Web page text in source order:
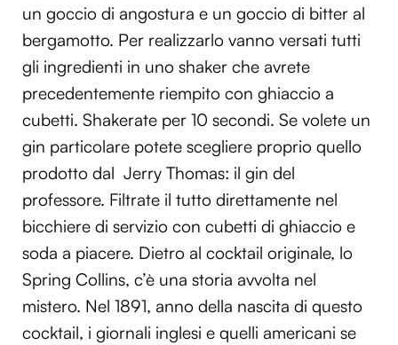
un goccio di angostura e un goccio di bitter al
bergamotto. Per realizzarlo vanno versati tutti
gli ingredienti in uno shaker che avrete
precedentemente riempito con ghiaccio a
cubetti. Shakerate per 10 secondi. Se volete un
gin particolare potete scegliere proprio quello
prodotto dal Jerry Thomas: il gin del
professore. Filtrate il tutto direttamente nel
bicchiere di servizio con cubetti di ghiaccio e
soda a piacere. Dietro al cocktail originale, lo
Spring Collins, c’è una storia avvolta nel
mistero. Nel 1891, anno della nascita di questo
cocktail, i giornali inglesi e quelli americani se